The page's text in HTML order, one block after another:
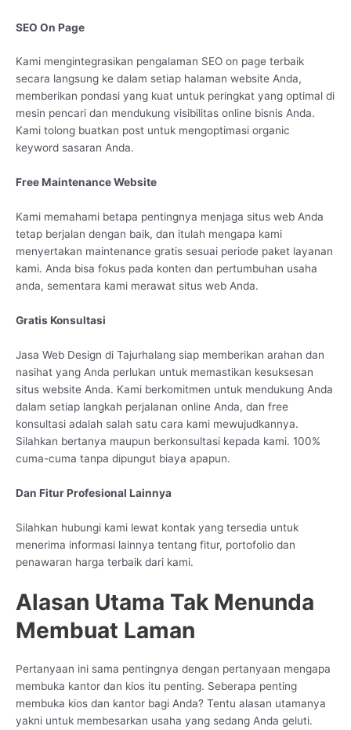
SEO On Page
Kami mengintegrasikan pengalaman SEO on page terbaik
secara langsung ke dalam setiap halaman website Anda,
memberikan pondasi yang kuat untuk peringkat yang optimal di
mesin pencari dan mendukung visibilitas online bisnis Anda.
Kami tolong buatkan post untuk mengoptimasi organic
keyword sasaran Anda.
Free Maintenance Website
Kami memahami betapa pentingnya menjaga situs web Anda
tetap berjalan dengan baik, dan itulah mengapa kami
menyertakan maintenance gratis sesuai periode paket layanan
kami. Anda bisa fokus pada konten dan pertumbuhan usaha
anda, sementara kami merawat situs web Anda.
Gratis Konsultasi
Jasa Web Design di Tajurhalang siap memberikan arahan dan
nasihat yang Anda perlukan untuk memastikan kesuksesan
situs website Anda. Kami berkomitmen untuk mendukung Anda
dalam setiap langkah perjalanan online Anda, dan free
konsultasi adalah salah satu cara kami mewujudkannya.
Silahkan bertanya maupun berkonsultasi kepada kami. 100%
cuma-cuma tanpa dipungut biaya apapun.
Dan Fitur Profesional Lainnya
Silahkan hubungi kami lewat kontak yang tersedia untuk
menerima informasi lainnya tentang fitur, portofolio dan
penawaran harga terbaik dari kami.
Alasan Utama Tak Menunda
Membuat Laman
Pertanyaan ini sama pentingnya dengan pertanyaan mengapa
membuka kantor dan kios itu penting. Seberapa penting
membuka kios dan kantor bagi Anda? Tentu alasan utamanya
yakni untuk membesarkan usaha yang sedang Anda geluti.